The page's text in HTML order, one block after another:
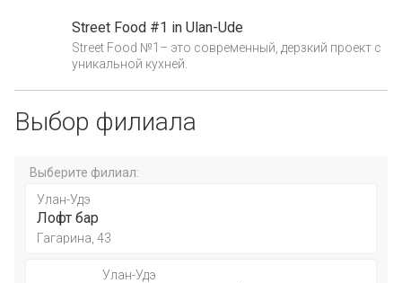
Street Food #1 in Ulan-Ude
Street Food №1– это современный, дерзкий проект с
уникальной кухней.
Выбор филиала
Выберите филиал:
Улан-Удэ
Лофт бар
Гагарина, 43
Улан-Удэ